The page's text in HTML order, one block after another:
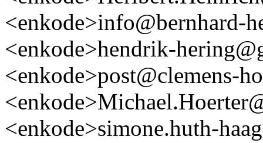
<enkode>info@bernhard-
<enkode>hendrik-
<enkode>post@clemens-
<enkode>simone.huth-